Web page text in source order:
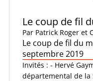
Le coup de fil
Par Patrick Roger et
Le coup de fil du
septembre 2019
Invités : - Hervé
départemental de la